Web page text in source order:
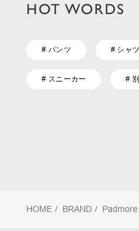
HOT WORDS
# パンツ # シャツ
# スニーカー #
HOME / BRAND /